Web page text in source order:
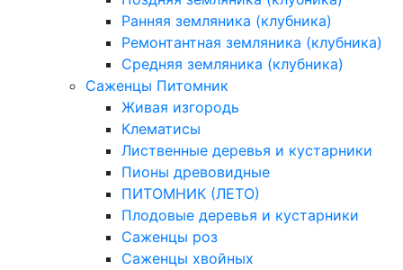
Ранняя земляника (клубника)
Ремонтантная земляника (клубника)
Средняя земляника (клубника)
Саженцы Питомник
Живая изгородь
Клематисы
Лиственные деревья и кустарники
Пионы древовидные
ПИТОМНИК (ЛЕТО)
Плодовые деревья и кустарники
Саженцы роз
Саженцы хвойных